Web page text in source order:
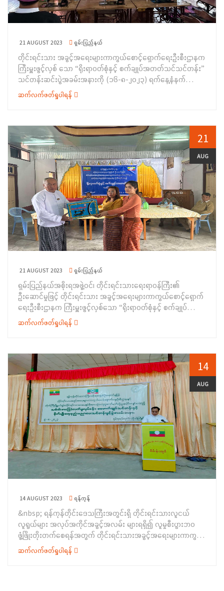
ဦးစီးဌာန၏ လုပ်ငန်းဆောင်ရွက်နေမှုများကိုလည်း ကောင်း၊&nbsp;
တိုင်းရင်းသားစာပေနှင့်ယဉ်ကျေးမှုဦးစီးဌာနမှ ဦးစီးအရာရှိ ဦးစိုင်း
Assistant (TA)နှင့် Language Teacher (LT) များခန့်အပ်ထား
ဆောင်ရွက်နေမှုများအကြောင်းကိုလည်း ကောင်း၊ အမှတ်(၂၅) မူးယစ်
ဆေးဝါးတားဆီးနှိမ်နင်းရေးရဲတပ်ဖွဲ့မှ ဒုရဲအုပ် အောင်သန်းဆွေက
မူးယစ်ဆေးဝါးနှင့်စိတ်ကိုပြောင်းလဲစေတတ်သောဆေးဝါးများဆိုင်ရာ
အန္တရာယ်တို့ကိုလည်းကောင်း၊ ညောင်ရွှေမြို့နယ် လူမှုဝန်ထမ်း
အဆိုးရွားဆုံးပုံစံဖြင့်ခိုင်းစေခံရသော ကလေးအလုပ်သမားများ
ဖယ်ရှားရေး ကိစ္စရပ်များနှင့် လူမှုရေးပင်စင်တို့နှင့်စပ်လျဉ်းသည့် ကိစ္စ
ရပ်များအကြောင်းကိုလည်းကောင်း၊ လူကုန်ကူးမှု တားဆီးနှိမ်နင်းရေး
ရဲတပ်ဖွဲ့တပ်ခွဲစု (၁၅) တောင်ကြီးမှ ရဲအုပ်သန်းဇော်ထွဋ်က လူကုန်ကူး
မှုတားဆီးနှိမ်နင်း ရေးဆိုင်ရာကိစ္စရပ်များအကြောင်းကို
လည်းကောင်း&nbsp; အသီးသီးအသိပညာပေး ရှင်းလင်းပြောကြား
ခဲ့ကြပါ သည်။&nbsp;ထို့နောက် တိုင်းရင်းသားအခွင့်အရေးများ ကာ
ကွယ်စောင့်ရှောက်ရေးဦးစီးဌာန၊ ရှမ်းပြည်နယ်ညွှန်ကြားရေးမှူးရုံးမှ
ဝန်ထမ်းများက ရပ်ရွာအခြေပြုအသက်မွေး ဝမ်းကျောင်းပညာ
လိုအပ်ချက်တို့ကို စစ်တမ်းကောက်ယူခဲ့ရာ တက်ရောက်လာသူများ
အနက် ဓနု၊ ပအိုဝ်းနှင့် ဗမာတိုင်းရင်းသား (၁၀၀) ဦးတို့မှ စစ်တမ်း
မေးခွန်းလွှာများကို ဖြေဆိုခဲ့ကြကြောင်း သိရှိရပါသည်။&nbsp;
21 AUGUST 2023 ရှမ်းပြည်နယ်
တိုင်းရင်းသား အခွင့်အရေးများကာကွယ်စောင့်ရှောက်ရေးဦးစီးဌာနက
ကြီးမှူးဖွင့်လှစ် သော “ရိုးရာဝတ်စုံနှင့် စက်ချုပ်အတတ်သင်သင်တန်း”
သင်တန်းဆင်းပွဲအခမ်းအနားကို (၁၆-၈-၂၀၂၃) ရက်နေ့နံနက်
(၁၀:၀၀) နာရီအချိန်တွင် ကျောက်တလုံးကြီးမြို့၊ မဲတိုင်ကျေးရွာ
ဘုန်းကြီး ကျောင်း၌ ကျင်းပပြုလုပ်ခဲ့ပါသည်။
ဝင်၊ တိုင်းရင်းသားရေးရာဝန်ကြီး ဦးအောင်ကြည်ဝင်းက အဖွင့်အမှာ
စကားပြောကြားခဲ့ပြီးနောက် ရှမ်းပြည်နယ်အစိုးရအဖွဲ့မှ အပ်ချုပ်စက်
(၅) လုံး၊ ဓါးစက် (၁) လုံးနှင့် စက်ချုပ်ရာတွင်အသုံးပြုသည့် ဆက်စပ်
ပစ္စည်းများကို ဒေသခံတိုင်းရင်းသားများထံ ထောက်ပံ့ပေးအပ်ခဲ့
ပါသည်။ဆက်လက်၍ တိုင်းရင်းသားအခွင့်အရေးများကာကွယ်
စောင့်ရှောက်ရေးဦးစီးဌာန၊ ရှမ်းပြည်နယ်ညွှန်ကြားရေးမှူးရုံးမှ
တာဝန်ရှိသူများက သင်တန်းသူများအား သင်တန်းဆင်း လက်မှတ်
ပေးအပ်ခြင်း၊ ဂုဏ်ပြုမှတ်တမ်းလွှာနှင့် ချီးမြှင့်ငွေများပေးအပ်ခဲ့ပြီး
နောက် စုပေါင်း အမှတ်တရ ဓါတ်ပုံရိုက်ကူးပြီး အခမ်းအနားကို
ရုပ်သိမ်းခဲ့ပါသည်။အဆိုပါသင်တန်းအား (၁၆-၇-၂၀၂၃) ရက်နေ့မှ
(၁၆-၈-၂၀၂၃) ရက်နေ့အထိ တစ်လကြာ ဖွင့်လှစ်သင်ကြားခဲ့ပြီး
သင်တန်းသူ (၂၂) ဦးတက်ရောက် သင်ကြားအောင်မြင်ခဲ့ကြောင်း သိရှိ
ဆက်လက်ဖတ်ရှုပါရန်
21
AUG
21 AUGUST 2023 ရှမ်းပြည်နယ်
ရှမ်းပြည်နယ်အစိုးရအဖွဲ့ဝင်၊ တိုင်းရင်းသားရေးရာဝန်ကြီး၏
ဦးဆောင်မှုဖြင့် တိုင်းရင်းသား အခွင့်အရေးများကာကွယ်စောင့်ရှောက်
ရေးဦးစီးဌာနက ကြီးမှူးဖွင့်လှစ်သော “ရိုးရာဝတ်စုံနှင့် စက်ချုပ်
အတတ်သင်သင်တန်း” သင်တန်းဆင်းပွဲအခမ်းအနားကို
(၁၅-၈-၂၀၂၃) ရက်နေ့ နံနက် (၀၉:၀၀) နာရီအချိန်တွင် ညောင်ရွှေ
ကျင်းပပြုလုပ်ခဲ့ပါသည်။&nbsp;အခမ်းအနားတွင်&nbsp;
ရှမ်းပြည်နယ်အစိုးရအဖွဲ့ဝင်၊ တိုင်းရင်းသားရေးရာဝန်ကြီး ဦးအောင်
ကြည်ဝင်းက အဖွင့်အမှာစကားပြောကြားခဲ့ပြီး ရှမ်းပြည်နယ်
အစိုးရအဖွဲ့မှ အပ်ချုပ်စက် (၅) လုံး၊ ဓါးစက် (၁) လုံးနှင့် စက်ချုပ်
ရာတွင် အသုံးပြုသည့်ဆက်စပ်ပစ္စည်းများကို ဒေသခံ တိုင်းရင်းသား
များထံ ထောက်ပံ့ပေးအပ်ခဲ့ပါသည်။ဆက်လက်၍ တိုင်းရင်းသား
အခွင့်အရေးများကာကွယ်စောင့်ရှောက်ရေးဦးစီးဌာန၊ ရှမ်း ပြည်နယ်
ညွှန်ကြားရေးမှူးရုံးမှ တာဝန်ရှိသူများက သင်တန်းသူများအား
သင်တန်းဆင်းလက် မှတ်ပေးအပ်ခြင်း၊ ဂုဏ်ပြုမှတ်တမ်းလွှာနှင့်
ချီးမြှင့်ငွေများ ပေးအပ်ခဲ့ပြီးနောက် စုပေါင်းအမှတ်တရ ဓါတ်ပုံ
ရိုက်ကူးပြီး အခမ်းအနားကိုရုပ်သိမ်းခဲ့ပါသည်။အဆိုပါသင်တန်းအား
(၁၅-၇-၂၀၂၃) ရက်နေ့မှ(၁၅-၈-၂၀၂၃) ရက်နေ့အထိ တစ်လကြာ
အောင်မြင်ခဲ့ကြောင်း သိရှိရ ပါသည်။&nbsp;
ဆက်လက်ဖတ်ရှုပါရန်
14
AUG
14 AUGUST 2023 ရန်ကုန်
&nbsp; ရန်ကုန်တိုင်းဒေသကြီးအတွင်းရှိ တိုင်းရင်းသားလူငယ်
လူရွယ်များ အလုပ်အကိုင်အခွင့်အလမ်း များရရှိ၍ လူမှုစီးပွားဘဝ
ဖွံ့ဖြိုးတိုးတက်စေရန်အတွက် တိုင်းရင်းသားအခွင့်အရေးများကာကွယ်
စောင့်ရှောက်ရေးဦးစီးဌာန၊ ရန်ကုန်တိုင်းဒေသကြီးညွှန်ကြားရေးမှူးရုံး
နှင့်&nbsp; တိုက်ကြီးမြို့နယ်ရှမ်း တိုင်းရင်းသားစာပေနှင့်
ဆက်လက်ဖတ်ရှုပါရန်